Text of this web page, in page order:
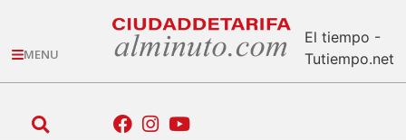
MENU
El tiempo -
Tutiempo.net